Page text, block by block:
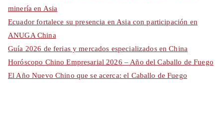
minería en Asia
Ecuador fortalece su presencia en Asia con participación en
ANUGA China
Guía 2026 de ferias y mercados especializados en China
Horóscopo Chino Empresarial 2026 – Año del Caballo de Fuego
El Año Nuevo Chino que se acerca: el Caballo de Fuego